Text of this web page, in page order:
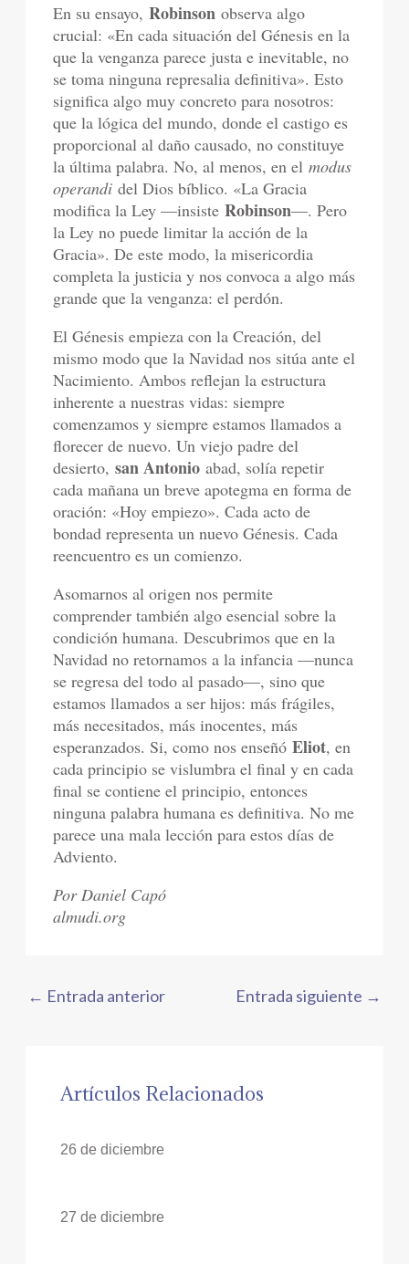
En su ensayo,Robinson observa algo
crucial: «En cada situación del Génesis en la
que la venganza parece justa e inevitable, no
se toma ninguna represalia definitiva». Esto
significa algo muy concreto para nosotros:
que la lógica del mundo, donde el castigo es
proporcional al daño causado, no constituye
la última palabra. No, al menos, en elmodus
operandi del Dios bíblico. «La Gracia
modifica la Ley —insisteRobinson—. Pero
la Ley no puede limitar la acción de la
Gracia». De este modo, la misericordia
completa la justicia y nos convoca a algo más
grande que la venganza: el perdón.
El Génesis empieza con la Creación, del
mismo modo que la Navidad nos sitúa ante el
Nacimiento. Ambos reflejan la estructura
inherente a nuestras vidas: siempre
comenzamos y siempre estamos llamados a
florecer de nuevo. Un viejo padre del
desierto,san Antonio abad, solía repetir
cada mañana un breve apotegma en forma de
oración: «Hoy empiezo». Cada acto de
bondad representa un nuevo Génesis. Cada
reencuentro es un comienzo.
Asomarnos al origen nos permite
comprender también algo esencial sobre la
condición humana. Descubrimos que en la
Navidad no retornamos a la infancia —nunca
se regresa del todo al pasado—, sino que
estamos llamados a ser hijos: más frágiles,
más necesitados, más inocentes, más
esperanzados. Si, como nos enseñóEliot, en
cada principio se vislumbra el final y en cada
final se contiene el principio, entonces
ninguna palabra humana es definitiva. No me
parece una mala lección para estos días de
Adviento.
Por Daniel Capó
almudi.org
← Entrada anterior Entrada siguiente →
Artículos Relacionados
26 de diciembre
27 de diciembre